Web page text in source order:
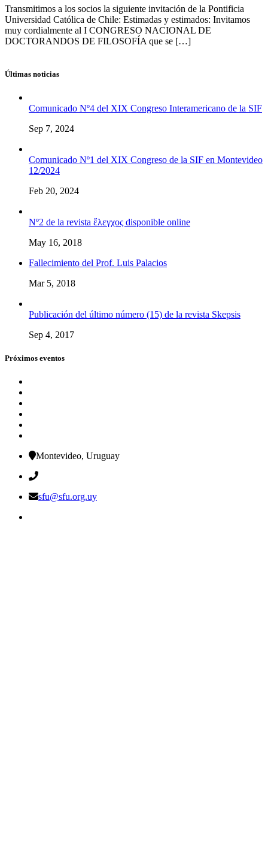
Transmitimos a los socios la siguiente invitación de la Pontificia
Universidad Católica de Chile: Estimadas y estimados: Invitamos
muy cordialmente al I CONGRESO NACIONAL DE
DOCTORANDOS DE FILOSOFÍA que se […]
Últimas noticias
Comunicado Nº4 del XIX Congreso Interamericano de la SIF
Sep 7, 2024
Comunicado Nº1 del XIX Congreso de la SIF en Montevideo
12/2024
Feb 20, 2024
Nº2 de la revista ἔλεγχος disponible online
May 16, 2018
Fallecimiento del Prof. Luis Palacios
Mar 5, 2018
Publicación del último número (15) de la revista Skepsis
Sep 4, 2017
Próximos eventos
Montevideo, Uruguay
sfu@sfu.org.uy